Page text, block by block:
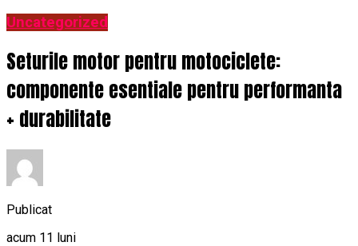
Uncategorized
Seturile motor pentru motociclete:
componente esentiale pentru performanta
+ durabilitate
Publicat
acum 11 luni